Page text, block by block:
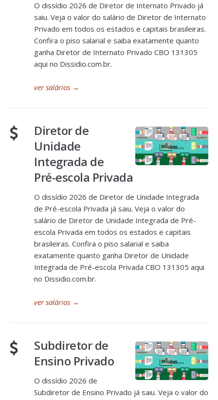
O dissídio 2026 de Diretor de Internato Privado já
saiu. Veja o valor do salário de Diretor de Internato
Privado em todos os estados e capitais brasileiras.
Confira o piso salarial e saiba exatamente quanto
ganha Diretor de Internato Privado CBO 131305
aqui no Dissidio.com.br.
ver salários →
Diretor de
Unidade
Integrada de
Pré-escola Privada
O dissídio 2026 de Diretor de Unidade Integrada
de Pré-escola Privada já saiu. Veja o valor do
salário de Diretor de Unidade Integrada de Pré-
escola Privada em todos os estados e capitais
brasileiras. Confira o piso salarial e saiba
exatamente quanto ganha Diretor de Unidade
Integrada de Pré-escola Privada CBO 131305 aqui
no Dissidio.com.br.
ver salários →
Subdiretor de
Ensino Privado
O dissídio 2026 de
Subdiretor de Ensino Privado já saiu. Veja o valor do